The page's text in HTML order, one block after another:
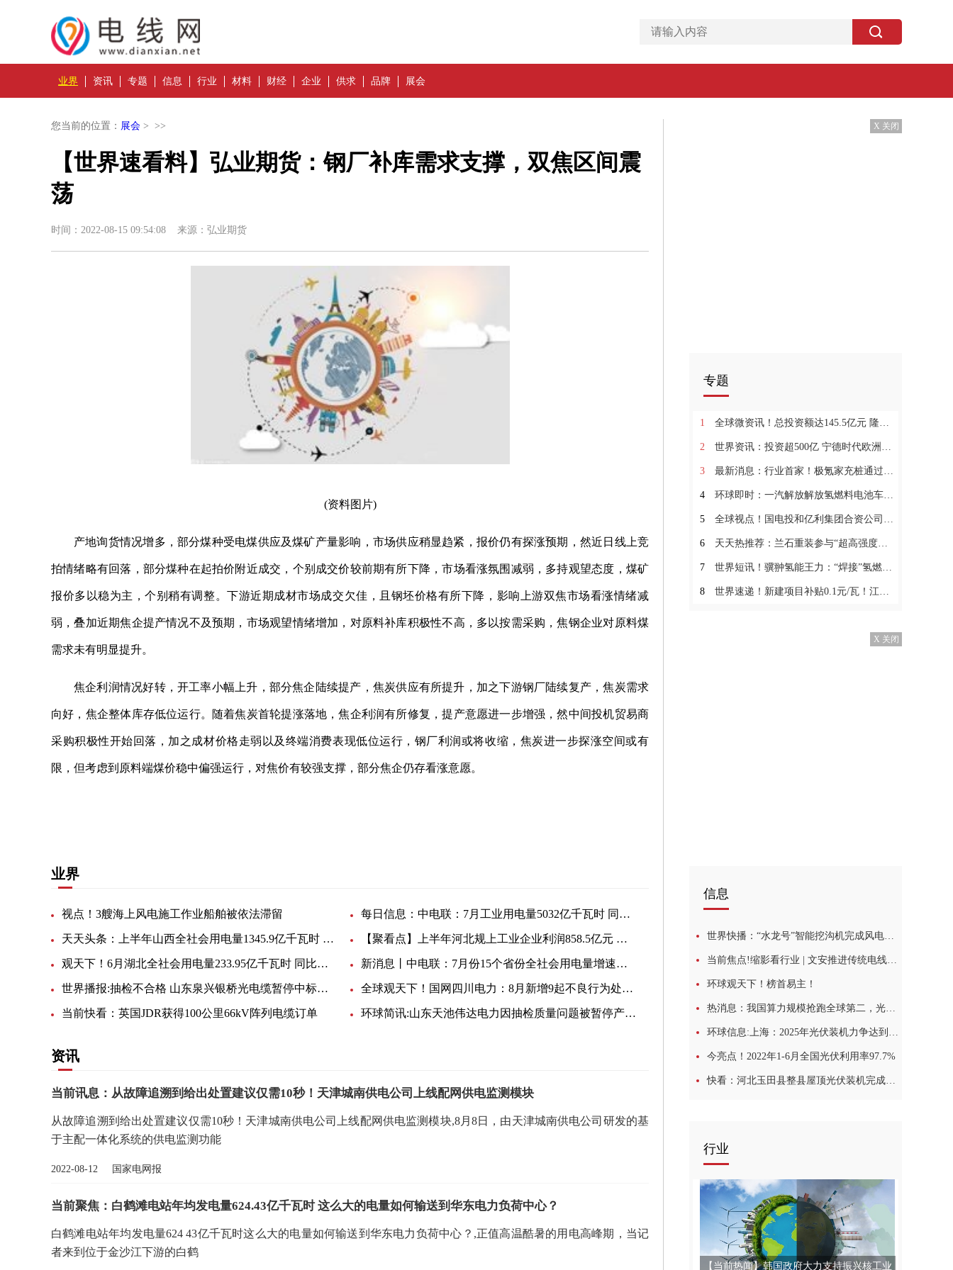
业界 资讯 专题 信息 行业 材料 财经 企业 供求 品牌 展会
您当前的位置： 展会 > >>
【世界速看料】弘业期货：钢厂补库需求支撑，双焦区间震
荡
时间：2022-08-15 09:54:08 来源：弘业期货
(资料图片)
产地询货情况增多，部分煤种受电煤供应及煤矿产量影响，市场供应稍显趋紧，报价仍有探涨预期，然近日线上竞
拍情绪略有回落，部分煤种在起拍价附近成交，个别成交价较前期有所下降，市场看涨氛围减弱，多持观望态度，煤矿
报价多以稳为主，个别稍有调整。下游近期成材市场成交欠佳，且钢坯价格有所下降，影响上游双焦市场看涨情绪减
弱，叠加近期焦企提产情况不及预期，市场观望情绪增加，对原料补库积极性不高，多以按需采购，焦钢企业对原料煤
需求未有明显提升。
焦企利润情况好转，开工率小幅上升，部分焦企陆续提产，焦炭供应有所提升，加之下游钢厂陆续复产，焦炭需求
向好，焦企整体库存低位运行。随着焦炭首轮提涨落地，焦企利润有所修复，提产意愿进一步增强，然中间投机贸易商
采购积极性开始回落，加之成材价格走弱以及终端消费表现低位运行，钢厂利润或将收缩，焦炭进一步探涨空间或有
限，但考虑到原料端煤价稳中偏强运行，对焦价有较强支撑，部分焦企仍存看涨意愿。
业界
视点！3艘海上风电施工作业船舶被依法滞留 每日信息：中电联：7月工业用电量5032亿千瓦时 同比降0.1%
天天头条：上半年山西全社会用电量1345.9亿千瓦时 同比增6.5% 【聚看点】上半年河北规上工业企业利润858.5亿元 同比降43.0%
观天下！6月湖北全社会用电量233.95亿千瓦时 同比增长7.0% 新消息丨中电联：7月份15个省份全社会用电量增速超全国平均水平
世界播报:抽检不合格 山东泉兴银桥光电缆暂停中标资格12个月 全球观天下！国网四川电力：8月新增9起不良行为处理 2起涉线缆产品
当前快看：英国JDR获得100公里66kV阵列电缆订单 环球简讯:山东天池伟达电力因抽检质量问题被暂停产品中标资格6个月
资讯
当前讯息：从故障追溯到给出处置建议仅需10秒！天津城南供电公司上线配网供电监测模块
从故障追溯到给出处置建议仅需10秒！天津城南供电公司上线配网供电监测模块,8月8日，由天津城南供电公司研发的基
于主配一体化系统的供电监测功能
2022-08-12 国家电网报
当前聚焦：白鹤滩电站年均发电量624.43亿千瓦时 这么大的电量如何输送到华东电力负荷中心？
白鹤滩电站年均发电量624 43亿千瓦时这么大的电量如何输送到华东电力负荷中心？,正值高温酷暑的用电高峰期，当记
者来到位于金沙江下游的白鹤
X 关闭
专题
1 全球微资讯！总投资额达145.5亿元 隆基绿能扩产单晶硅棒
2 世界资讯：投资超500亿 宁德时代欧洲建电池工厂服务奔驰
3 最新消息：行业首家！极氪家充桩通过国家CCRC 信息安全认证
4 环球即时：一汽解放解放氢燃料电池车！批量交车！
5 全球视点！国电投和亿利集团合资公司氢肥科技和绿电氢能科技揭牌
6 天天热推荐：兰石重装参与“超高强度、高压储氢用材料及装备研究”项目通过中期评审
7 世界短讯！骥翀氢能王力：“焊接”氢燃料电池国产化重要一环，提升电堆功率30%
8 世界速递！新建项目补贴0.1元/瓦！江苏无锡高新区储能补贴政策出炉！
X 关闭
信息
世界快播：“水龙号”智能挖沟机完成风电海缆后挖沟作业
当前焦点!缩影看行业 | 文安推进传统电线电缆产业转型升级
环球观天下！榜首易主！
热消息：我国算力规模抢跑全球第二，光纤光缆建设到哪一步了？
环球信息:上海：2025年光伏装机力争达到407万千瓦
今亮点！2022年1-6月全国光伏利用率97.7%
快看：河北玉田县整县屋顶光伏装机完成近50%
行业
【当前热闻】韩国政府大力支持振兴核工业